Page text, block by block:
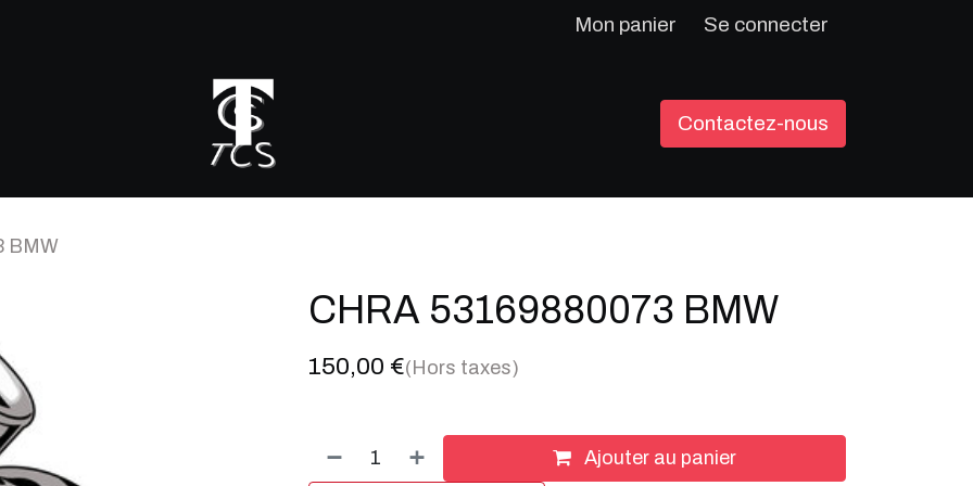
Mon panier Se connecter
Contactez-nous
BMW
CHRA 53169880073 BMW
150,00 €(Hors taxes)
Ajouter au panier